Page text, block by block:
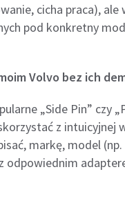
cicha praca), ale
pod konkretny
Volvo bez ich
„Side Pin” czy
z intuicyjnej
markę, model (np.
odpowiednim